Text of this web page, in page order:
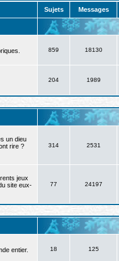
Sujets Messages
859 18130
204 1989
un dieu
rire ?
314 2531
jeux
site eux-
77 24197
entier. 18 125